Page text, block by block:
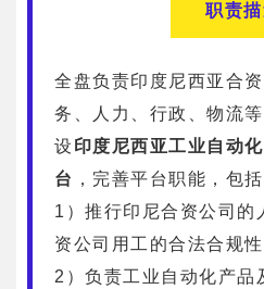
职责
全盘负责印度尼西亚合
务、人力、行政、物流
设 印度尼西亚工业自动
台 ，完善平台职能，包
1）推行印尼合资公司的
资公司用工的合法合规性
2）负责工业自动化产品